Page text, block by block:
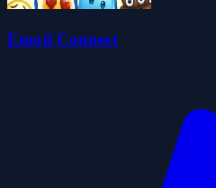
Emoji Connect